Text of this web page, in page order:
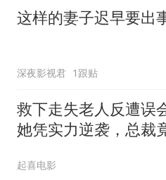
这样的妻子迟早要出
深夜影视君 1跟贴
救下走失老人反遭误
她凭实力逆袭，总裁
起喜电影